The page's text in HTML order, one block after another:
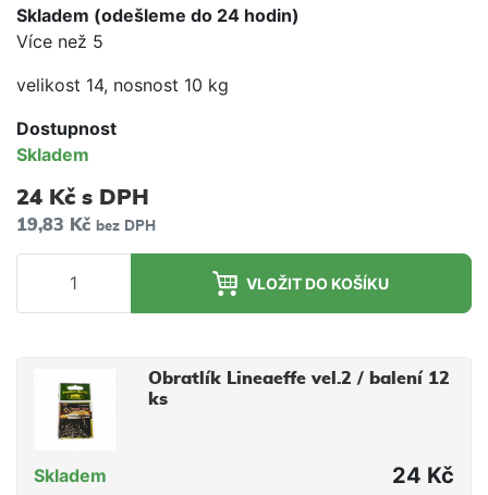
Skladem (odešleme do 24 hodin)
Více než 5
velikost 14, nosnost 10 kg
Dostupnost
Skladem
24 Kč s DPH
19,83 Kč bez DPH
VLOŽIT DO KOŠÍKU
Obratlík Lineaeffe vel.2 / balení 12
ks
Skladem 24 Kč